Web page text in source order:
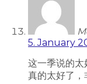
5. January
这一季说的太
真的太好了